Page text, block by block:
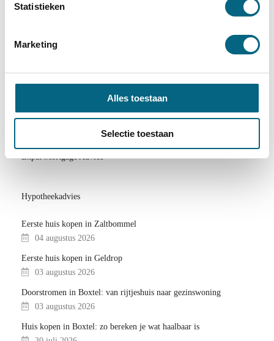
Statistieken
Marketing
Alles toestaan
Selectie toestaan
Hypotheekadviseur Bommelerwaard
Makelaar 1 Online Hypotheekadvies
Hypotheekadviseur in Geldrop
Hypotheekadvies Drunen
Hypotheekadvies Nuenen
Hypotheekadvies Veghel
Expat Mortgage Advice
Hypotheekadvies
Eerste huis kopen in Zaltbommel
04 augustus 2026
Eerste huis kopen in Geldrop
03 augustus 2026
Doorstromen in Boxtel: van rijtjeshuis naar gezinswoning
03 augustus 2026
Huis kopen in Boxtel: zo bereken je wat haalbaar is